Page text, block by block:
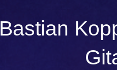
Bastian